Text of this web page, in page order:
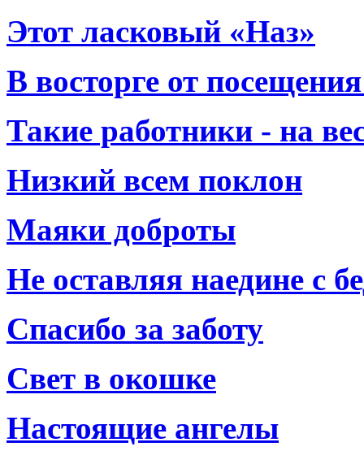
Этот ласковый «Наз»
В восторге от
Такие работники - на
Низкий всем поклон
Маяки доброты
Не оставляя наедине с
Спасибо за заботу
Свет в окошке
Настоящие ангелы